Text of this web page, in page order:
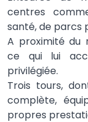
centres
santé, de parcs
A proximité du
ce qui lui
privilégiée.
Trois tours,
complète,
propres